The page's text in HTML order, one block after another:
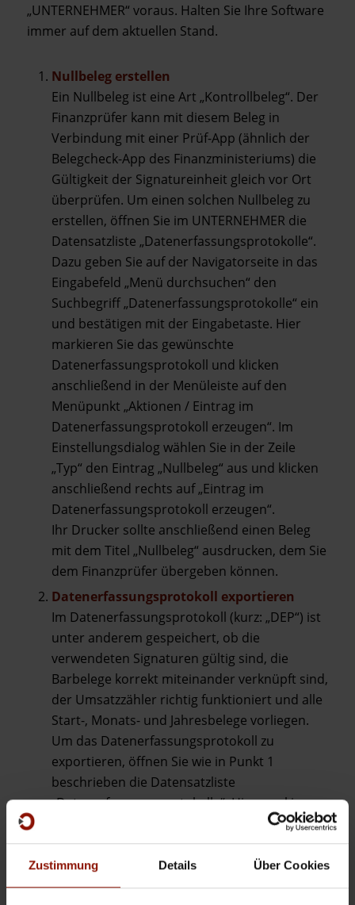
Zustimmung Details Über Cookies
„UNTERNEHMER“ voraus. Halten Sie Ihre Software
immer auf dem aktuellen Stand.
Nullbeleg erstellen
Ein Nullbeleg ist eine Art „Kontrollbeleg“. Der
Finanzprüfer kann mit diesem Beleg in
Verbindung mit einer Prüf-App (ähnlich der
Belegcheck-App des Finanzministeriums) die
Gültigkeit der Signatureinheit gleich vor Ort
überprüfen. Um einen solchen Nullbeleg zu
erstellen, öffnen Sie im UNTERNEHMER die
Datensatzliste „Datenerfassungsprotokolle“.
Dazu geben Sie auf der Navigatorseite in das
Eingabefeld „Menü durchsuchen“ den
Suchbegriff „Datenerfassungsprotokolle“ ein
und bestätigen mit der Eingabetaste. Hier
markieren Sie das gewünschte
Datenerfassungsprotokoll und klicken
anschließend in der Menüleiste auf den
Menüpunkt „Aktionen / Eintrag im
Datenerfassungsprotokoll erzeugen“. Im
Einstellungsdialog wählen Sie in der Zeile
„Typ“ den Eintrag „Nullbeleg“ aus und klicken
anschließend rechts auf „Eintrag im
Datenerfassungsprotokoll erzeugen“.
Ihr Drucker sollte anschließend einen Beleg
mit dem Titel „Nullbeleg“ ausdrucken, dem Sie
dem Finanzprüfer übergeben können.
Datenerfassungsprotokoll exportieren
Im Datenerfassungsprotokoll (kurz: „DEP“) ist
unter anderem gespeichert, ob die
verwendeten Signaturen gültig sind, die
Barbelege korrekt miteinander verknüpft sind,
der Umsatzzähler richtig funktioniert und alle
Start-, Monats- und Jahresbelege vorliegen.
Um das Datenerfassungsprotokoll zu
exportieren, öffnen Sie wie in Punkt 1
beschrieben die Datensatzliste
„Datenerfassungsprotokolle“. Hier markieren
Datenerfassungsprotokoll und klicken
anschließend in der Menüleiste auf dem
Menüpunkt „Aktionen /